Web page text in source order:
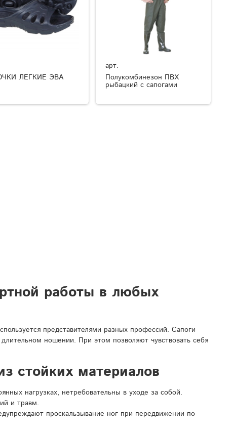
ЛЕГКИЕ ЭВА
арт.
Полукомбинезон ПВХ
рыбацкий с сапогами
работы в любых
представителями разных профессий. Сапоги
ношении. При этом позволяют чувствовать себя
стойких материалов
нагрузках, нетребовательны в уходе за собой.
и травм.
проскальзывание ног при передвижении по